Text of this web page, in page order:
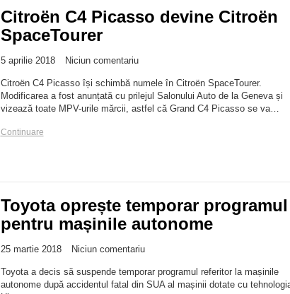
Citroën C4 Picasso devine Citroën
SpaceTourer
5 aprilie 2018 Niciun comentariu
Citroën C4 Picasso își schimbă numele în Citroën SpaceTourer.
Modificarea a fost anunțată cu prilejul Salonului Auto de la Geneva și
vizează toate MPV-urile mărcii, astfel că Grand C4 Picasso se va…
Continuare
Toyota oprește temporar programul
pentru mașinile autonome
25 martie 2018 Niciun comentariu
Toyota a decis să suspende temporar programul referitor la mașinile
autonome după accidentul fatal din SUA al mașinii dotate cu